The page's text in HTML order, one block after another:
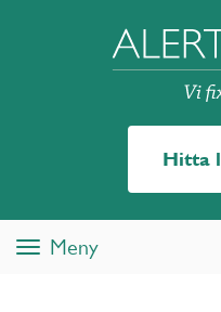
Hitta
ToggleMeny